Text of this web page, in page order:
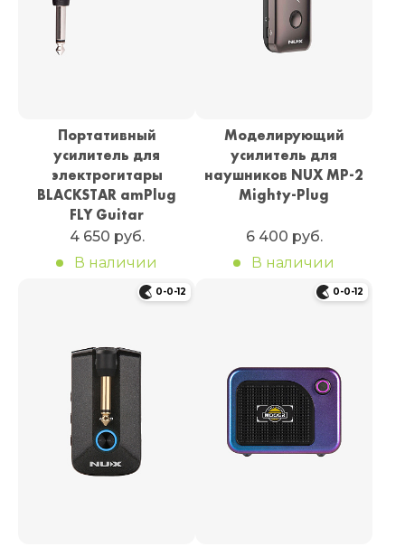
Портативный
усилитель для
электрогитары
BLACKSTAR amPlug
FLY Guitar
4 650 руб.
В наличии
Моделирующий
усилитель для
наушников NUX MP-2
Mighty-Plug
6 400 руб.
В наличии
0-0-12 0-0-12